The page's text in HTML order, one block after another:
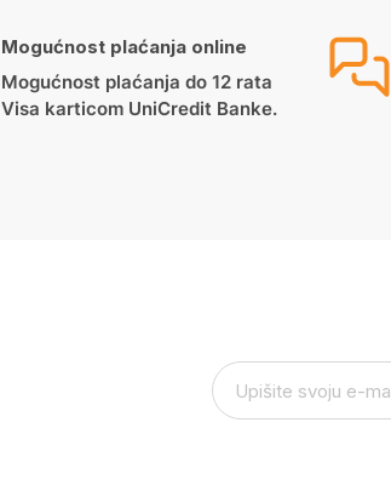
Mogućnost plaćanja online
Mogućnost plaćanja do 12 rata
Visa karticom UniCredit Banke.